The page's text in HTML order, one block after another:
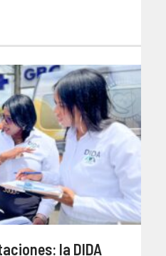
la DIDA